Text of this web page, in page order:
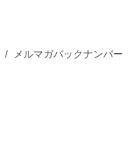
/ メルマガバックナンバー